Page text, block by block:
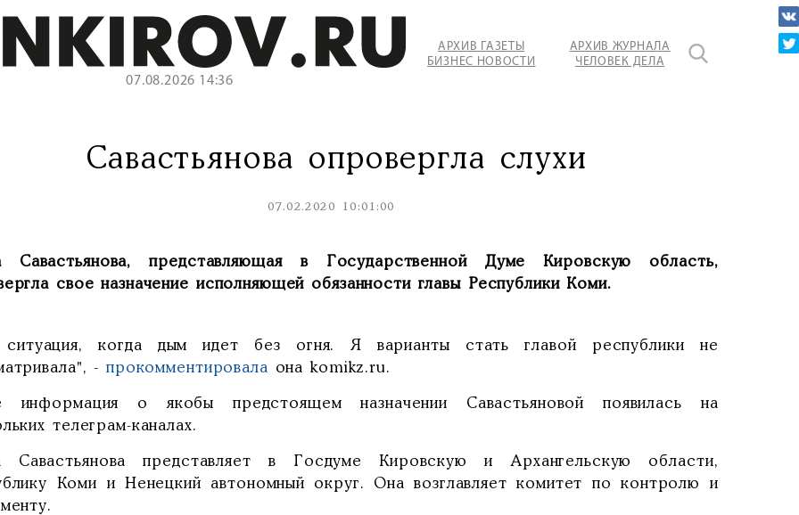
07.08.2026 14:36
АРХИВ ГАЗЕТЫ
БИЗНЕС НОВОСТИ
АРХИВ ЖУРНАЛА
ЧЕЛОВЕК ДЕЛА
Савастьянова опровергла слухи
07.02.2020 10:01:00
Савастьянова, представляющая в Государственной Думе Кировскую область,
свое назначение исполняющей обязанности главы Республики Коми.
когда дым идет без огня. Я варианты стать главой республики не
- прокомментировала она komikz.ru.
информация о якобы предстоящем назначении Савастьяновой появилась на
телеграм-каналах.
Савастьянова представляет в Госдуме Кировскую и Архангельскую области,
Коми и Ненецкий автономный округ. Она возглавляет комитет по контролю и